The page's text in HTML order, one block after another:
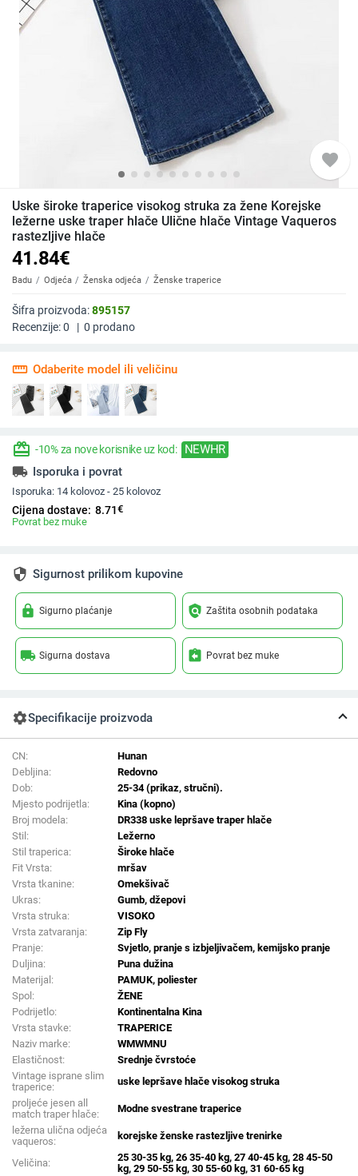
favorite
Uske široke traperice visokog struka za žene Korejske
ležerne uske traper hlače Ulične hlače Vintage Vaqueros
rastezljive hlače
41.84€
Badu Odjeća Ženska odjeća Ženske traperice
Šifra proizvoda:895157
Recenzije:0 | 0 prodano
straighten Odaberite model ili veličinu
redeem -10% za nove korisnike uz kod: NEWHR
local_shipping Isporuka i povrat
Isporuka: 14 kolovoz - 25 kolovoz
Cijena dostave: 8.71€
Povrat bez muke
security Sigurnost prilikom kupovine
lock Sigurno plaćanje policy Zaštita osobnih podataka
local_shipping Sigurna dostava assignment_return Povrat bez muke
settingsSpecifikacije proizvoda
CN:
Hunan
Debljina:
Redovno
Dob:
25-34 (prikaz, stručni).
Mjesto podrijetla:
Kina (kopno)
Broj modela:
DR338 uske lepršave traper hlače
Stil:
Ležerno
Stil traperica:
Široke hlače
Fit Vrsta:
mršav
Vrsta tkanine:
Omekšivač
Ukras:
Gumb, džepovi
Vrsta struka:
VISOKO
Vrsta zatvaranja:
Zip Fly
Pranje:
Svjetlo, pranje s izbjeljivačem, kemijsko pranje
Duljina:
Puna dužina
Materijal:
PAMUK, poliester
Spol:
ŽENE
Podrijetlo:
Kontinentalna Kina
Vrsta stavke:
TRAPERICE
Naziv marke:
WMWMNU
Elastičnost:
Srednje čvrstoće
Vintage isprane slim
traperice:
uske lepršave hlače visokog struka
proljeće jesen all
match traper hlače:
Modne svestrane traperice
ležerna ulična odjeća
vaqueros:
korejske ženske rastezljive trenirke
Veličina:
25 30-35 kg, 26 35-40 kg, 27 40-45 kg, 28 45-50
kg, 29 50-55 kg, 30 55-60 kg, 31 60-65 kg